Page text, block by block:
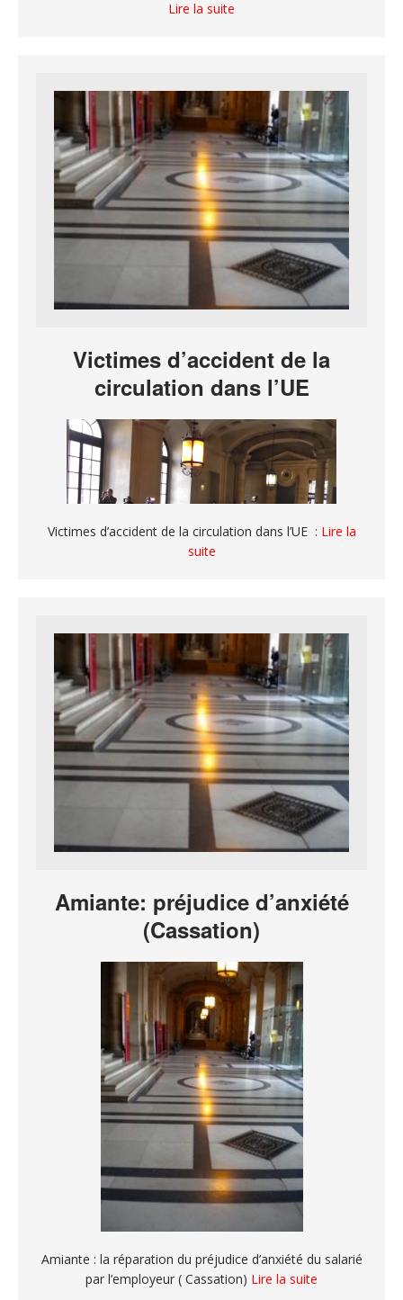
Lire la suite
Victimes d’accident de la
circulation dans l’UE
Victimes d’accident de la circulation dans l’UE : Lire la
suite
Amiante: préjudice d’anxiété
(Cassation)
Amiante : la réparation du préjudice d’anxiété du salarié
par l’employeur ( Cassation) Lire la suite